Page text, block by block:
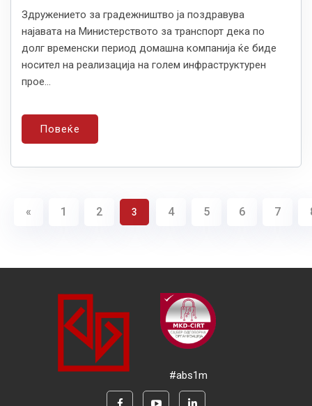
Здружението за градежништво ја поздравува
најавата на Министерството за транспорт дека по
долг временски период домашна компанија ќе биде
носител на реализација на голем инфраструктурен
прое...
Повеќе
« 1 2 3 4 5 6 7
#abs1m